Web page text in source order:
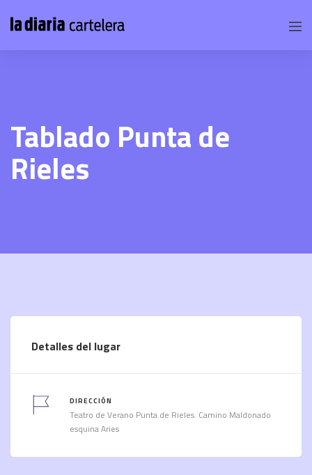
Tablado Punta de
Rieles
Detalles del lugar
DIRECCIÓN
Teatro de Verano Punta de Rieles. Camino Maldonado
esquina Aries